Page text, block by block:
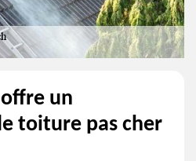
un
toiture pas cher